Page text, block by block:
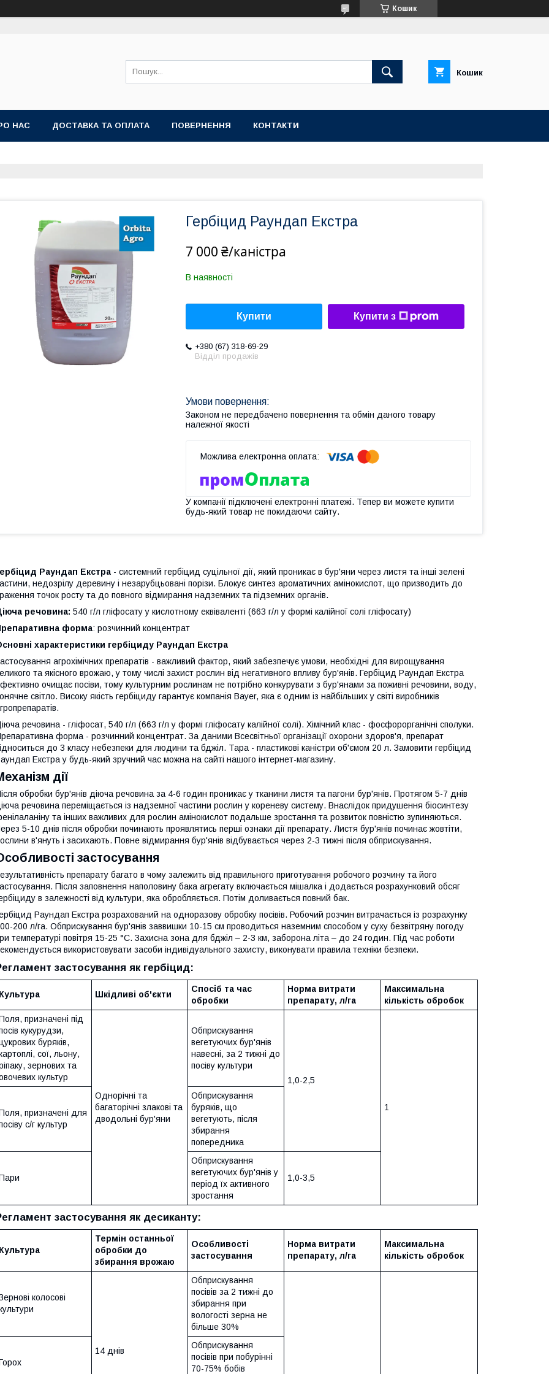
Кошик
Кошик
НАС ДОСТАВКА ТА ОПЛАТА ПОВЕРНЕННЯ КОНТАКТИ
Гербіцид Раундап Екстра
7 000 ₴/каністра
В наявності
Купити Купити з
+380 (67) 318-69-29
Відділ продажів
Законом не передбачено повернення та обмін даного товару
належної якості
У компанії підключені електронні платежі. Тепер ви можете купити
будь-який товар не покидаючи сайту.
Раундап Екстра - системний гербіцид суцільної дії, який проникає в бур'яни через листя та інші зелені
недозрілу деревину і незарубцьовані порізи. Блокує синтез ароматичних амінокислот, що призводить до
точок росту та до повного відмирання надземних та підземних органів.
речовина: 540 г/л гліфосату у кислотному еквіваленті (663 г/л у формі калійної солі гліфосату)
форма: розчинний концентрат
характеристики гербіциду Раундап Екстра
агрохімічних препаратів - важливий фактор, який забезпечує умови, необхідні для вирощування
та якісного врожаю, у тому числі захист рослин від негативного впливу бур'янів. Гербіцид Раундап Екстра
очищає посіви, тому культурним рослинам не потрібно конкурувати з бур'янами за поживні речовини, воду,
світло. Високу якість гербіциду гарантує компанія Bayer, яка є одним із найбільших у світі виробників
речовина - гліфосат, 540 г/л (663 г/л у формі гліфосату калійної солі). Хімічний клас - фосфорорганічні сполуки.
форма - розчинний концентрат. За даними Всесвітньої організації охорони здоров'я, препарат
до 3 класу небезпеки для людини та бджіл. Тара - пластикові каністри об'ємом 20 л. Замовити гербіцид
Екстра у будь-який зручний час можна на сайті нашого інтернет-магазину.
дії
обробки бур'янів діюча речовина за 4-6 годин проникає у тканини листя та пагони бур'янів. Протягом 5-7 днів
речовина переміщається із надземної частини рослин у кореневу систему. Внаслідок придушення біосинтезу
та інших важливих для рослин амінокислот подальше зростання та розвиток повністю зупиняються.
5-10 днів після обробки починають проявлятись перші ознаки дії препарату. Листя бур'янів починає жовтіти,
в'януть і засихають. Повне відмирання бур'янів відбувається через 2-3 тижні після обприскування.
застосування
препарату багато в чому залежить від правильного приготування робочого розчину та його
Після заповнення наполовину бака агрегату включається мішалка і додається розрахунковий обсяг
в залежності від культури, яка обробляється. Потім доливається повний бак.
Раундап Екстра розрахований на одноразову обробку посівів. Робочий розчин витрачається із розрахунку
200 л/га. Обприскування бур'янів заввишки 10-15 см проводиться наземним способом у суху безвітряну погоду
температурі повітря 15-25 °С. Захисна зона для бджіл – 2-3 км, заборона літа – до 24 годин. Під час роботи
використовувати засоби індивідуального захисту, виконувати правила техніки безпеки.
застосування як гербіцид:
Культура Шкідливі об'єкти
Спосіб та час
обробки
Норма витрати
препарату, л/га
Максимальна
кількість обробок
призначені під
кукурудзи,
буряків,
сої, льону,
зернових та
культур
Однорічні та
багаторічні злакові та
дводольні бур'яни
Обприскування
вегетуючих бур'янів
навесні, за 2 тижні до
посіву культури
1,0-2,5
1
призначені для
с/г культур
Обприскування
буряків, що
вегетують, після
збирання
попередника
Обприскування
вегетуючих бур'янів у
період їх активного
зростання
1,0-3,5
застосування як десиканту:
Культура
Термін останньої
обробки до
збирання врожаю
Особливості
застосування
Норма витрати
препарату, л/га
Максимальна
кількість обробок
колосові
14 днів
Обприскування
посівів за 2 тижні до
збирання при
вологості зерна не
більше 30%
Обприскування
посівів при побурінні
70-75% бобів